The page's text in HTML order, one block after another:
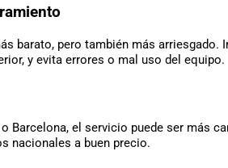
barato, pero también más arriesgado.
y evita errores o mal uso del equipo.
Barcelona, el servicio puede ser más
nacionales a buen precio.